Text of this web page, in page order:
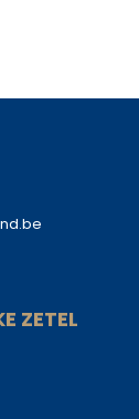
ZETEL